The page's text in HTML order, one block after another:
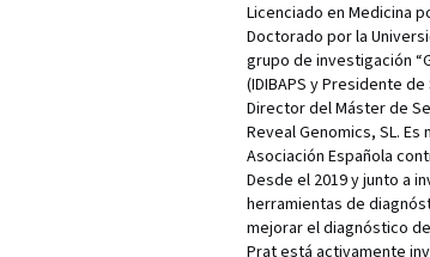
Licenciado en Medicina
Doctorado por la
grupo de investigación
(IDIBAPS y Presidente
Director del Máster de
Reveal Genomics, SL.
Asociación Española
Desde el 2019 y junto a
herramientas de
mejorar el diagnóstico
Prat está activamente